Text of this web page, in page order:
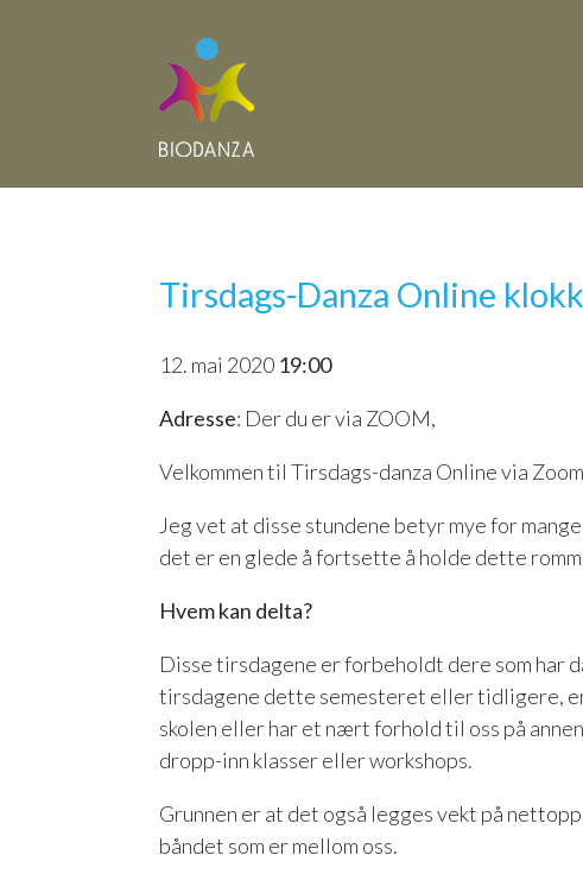
Tirsdags-Danza Online
12. mai 2020 19:00
Adresse: Der du er via ZOOM,
Velkommen til Tirsdags-danza Online via
Jeg vet at disse stundene betyr mye for
det er en glede å fortsette å holde dette
Hvem kan delta?
Disse tirsdagene er forbeholdt dere som har
tirsdagene dette semesteret eller tidligere,
skolen eller har et nært forhold til oss på
dropp-inn klasser eller workshops.
Grunnen er at det også legges vekt på
båndet som er mellom oss.